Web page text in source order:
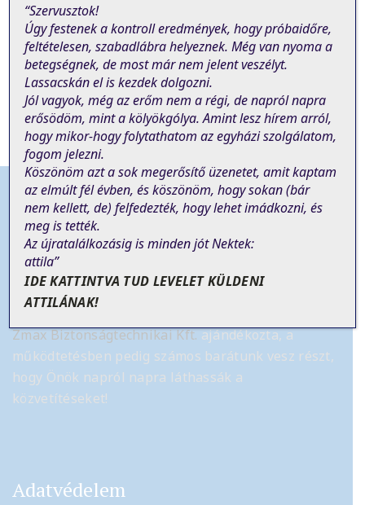
PREVIOUS POST NEXT POST
Tájékoztató
Az élő online szentmise közvetítés önkéntes
Zmax Biztonságtechnikai Kft.ajándékozta, a
működtetésben pedig számos barátunk vesz részt,
hogy Önök napról napra láthassák a
közvetítéseket!
Adatvédelem
“Szervusztok!
Úgy festenek a kontroll eredmények, hogy próbaidőre,
feltételesen, szabadlábra helyeznek. Még van nyoma a
betegségnek, de most már nem jelent veszélyt.
Lassacskán el is kezdek dolgozni.
Jól vagyok, még az erőm nem a régi, de napról napra
erősödöm, mint a kölyökgólya. Amint lesz hírem arról,
hogy mikor-hogy folytathatom az egyházi szolgálatom,
fogom jelezni.
Köszönöm azt a sok megerősítő üzenetet, amit kaptam
az elmúlt fél évben, és köszönöm, hogy sokan (bár
nemkellett, de) felfedezték, hogy lehet imádkozni, és
meg is tették.
Az újratalálkozásig is minden jót Nektek:
attila”
IDE KATTINTVA TUD LEVELET KÜLDENI
ATTILÁNAK!